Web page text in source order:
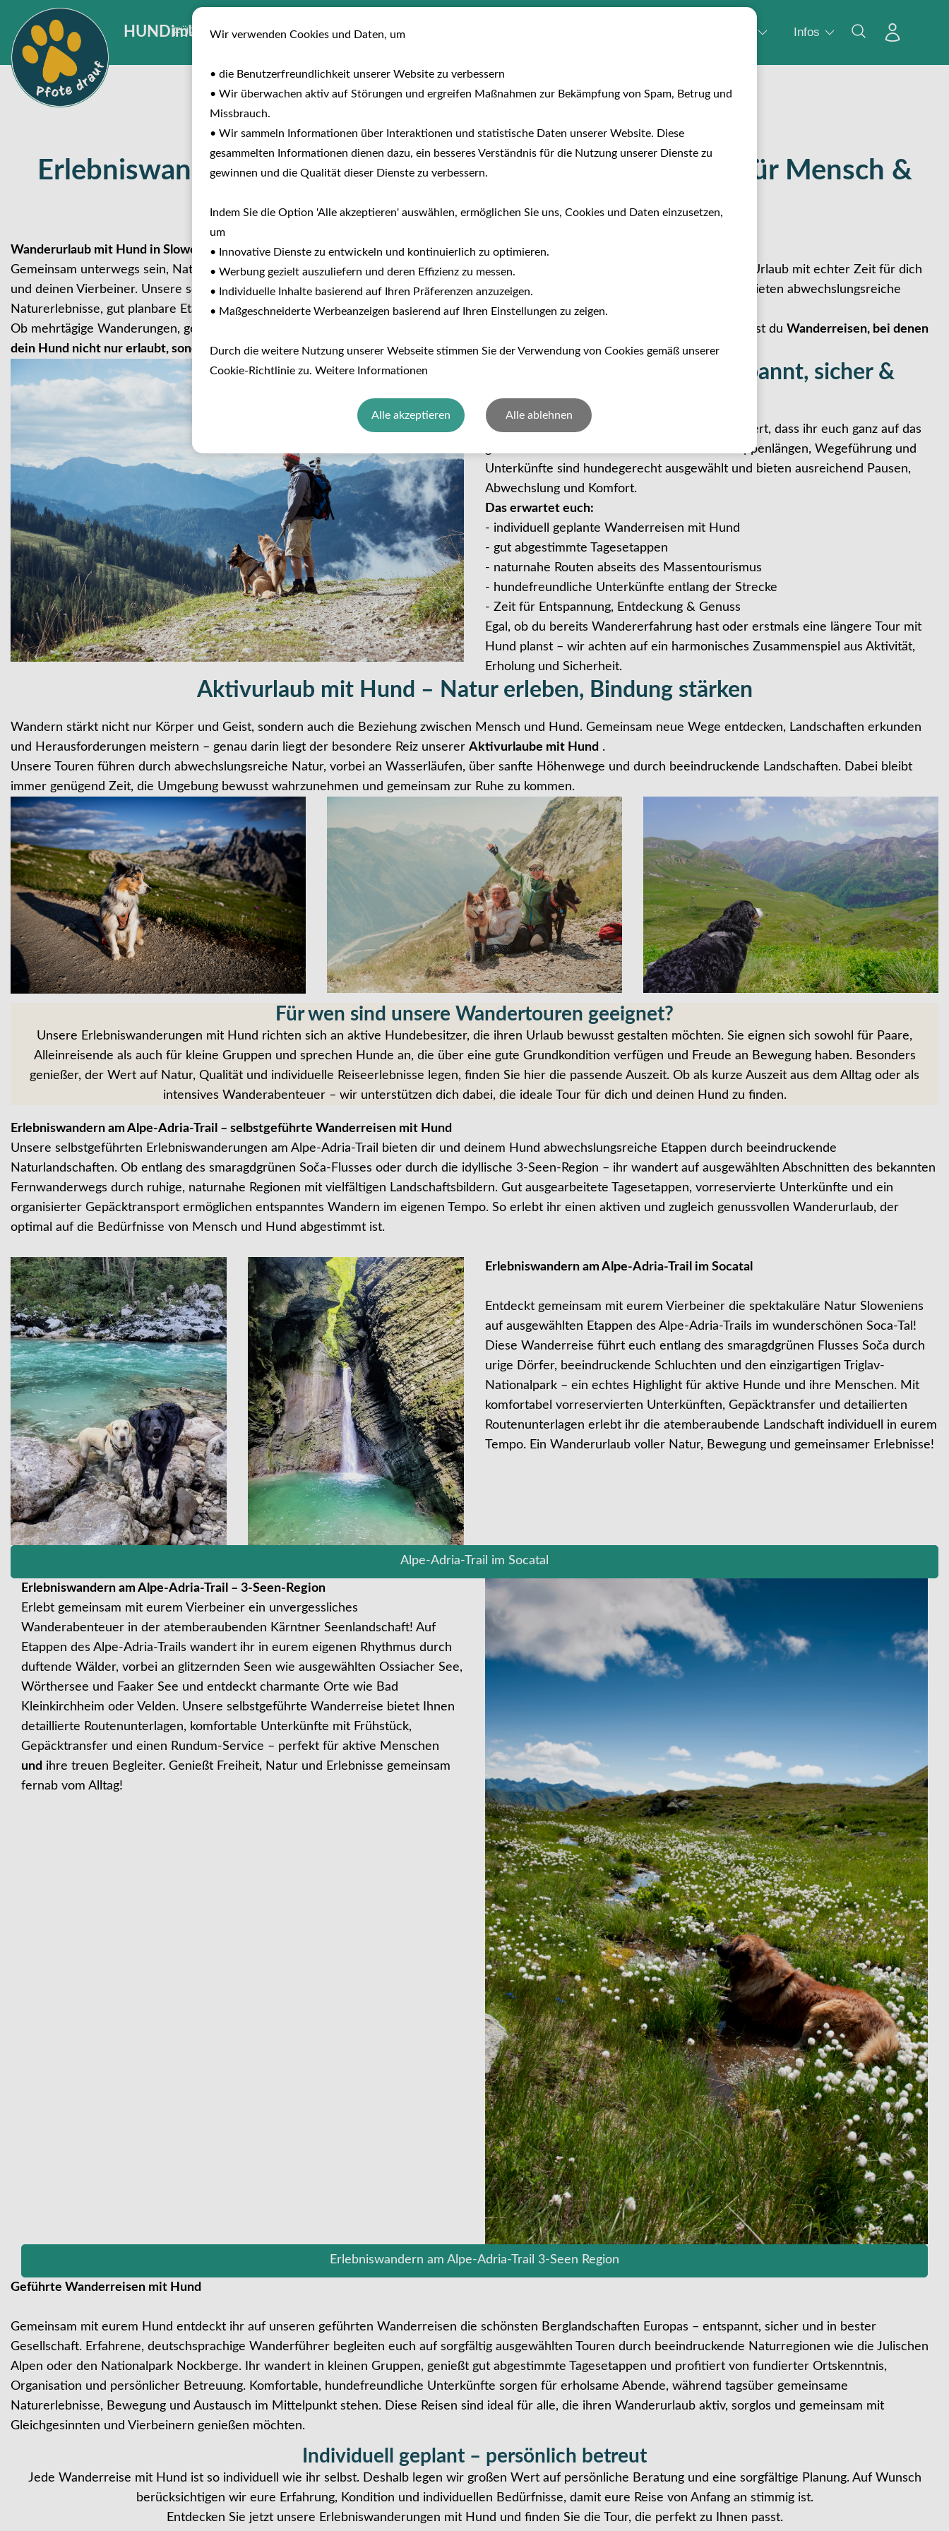
HUNDimURLAUB
FÜR INVESTOREN Busreisen Hotels Infos
Erlebniswandern mit Hund – Individuelle Wanderreisen für Mensch &
Hund
Wanderurlaub mit Hund in Slowenien
Gemeinsam unterwegs sein, Natur intensiv erleben und den Alltag hinter sich lassen –Erlebniswandern mit Hund
verbindet aktiven Urlaub mit echter Zeit für dich
und deinen Vierbeiner. Unsere sorgfältigen Wandertouren sind speziell auf die Bedürfnisse von
abgestimmt und bieten abwechslungsreiche
Naturerlebnisse, gut planbare Etappen und hundefreundlich ausgewählte Unterkünfte.
Ob mehrtägige Wanderungen, genussvolles Erlebniswandern oder aktive Auszeiten in beeindruckenden Landschaften – bei uns findest du Wanderreisen, bei denen
dein Hund nicht nur erlaubt, sondern willkommen ist.
Wandern mit Hund – entspannt, sicher &
individuell
Unsere Wandertouren mit Hund sind so konzipiert, dass ihr euch ganz auf das
gemeinsame Erlebnis konzentrieren könnt. Etappenlängen, Wegeführung und
Unterkünfte sind hundegerecht ausgewählt und bieten ausreichend Pausen,
Abwechslung und Komfort.
Das erwartet euch:
- individuell geplante Wanderreisen mit Hund
- gut abgestimmte Tagesetappen
- naturnahe Routen abseits des Massentourismus
- hundefreundliche Unterkünfte entlang der Strecke
- Zeit für Entspannung, Entdeckung & Genuss
Egal, ob du bereits Wandererfahrung hast oder erstmals eine längere Tour mit
Hund planst – wir achten auf ein harmonisches Zusammenspiel aus Aktivität,
Erholung und Sicherheit.
Aktivurlaub mit Hund – Natur erleben, Bindung stärken
Wandern stärkt nicht nur Körper und Geist, sondern auch die Beziehung zwischen Mensch und Hund. Gemeinsam neue Wege entdecken, Landschaften erkunden
und Herausforderungen meistern – genau darin liegt der besondere Reiz unserer Aktivurlaube mit Hund .
Unsere Touren führen durch abwechslungsreiche Natur, vorbei an Wasserläufen, über sanfte Höhenwege und durch beeindruckende Landschaften. Dabei bleibt
immer genügend Zeit, die Umgebung bewusst wahrzunehmen und gemeinsam zur Ruhe zu kommen.
Für wen sind unsere Wandertouren geeignet?
Unsere Erlebniswanderungen mit Hund richten sich an aktive Hundebesitzer, die ihren Urlaub bewusst gestalten möchten. Sie eignen sich sowohl für Paare,
Alleinreisende als auch für kleine Gruppen und sprechen Hunde an, die über eine gute Grundkondition verfügen und Freude an Bewegung haben. Besonders
genießer, der Wert auf Natur, Qualität und individuelle Reiseerlebnisse legen, finden Sie hier die passende Auszeit. Ob als kurze Auszeit aus dem Alltag oder als
intensives Wanderabenteuer – wir unterstützen dich dabei, die ideale Tour für dich und deinen Hund zu finden.
Erlebniswandern am Alpe-Adria-Trail – selbstgeführte Wanderreisen mit Hund
Unsere selbstgeführten Erlebniswanderungen am Alpe-Adria-Trail bieten dir und deinem Hund abwechslungsreiche Etappen durch beeindruckende
Naturlandschaften. Ob entlang des smaragdgrünen Soča-Flusses oder durch die idyllische 3-Seen-Region – ihr wandert auf ausgewählten Abschnitten des bekannten
Fernwanderwegs durch ruhige, naturnahe Regionen mit vielfältigen Landschaftsbildern. Gut ausgearbeitete Tagesetappen, vorreservierte Unterkünfte und ein
organisierter Gepäcktransport ermöglichen entspanntes Wandern im eigenen Tempo. So erlebt ihr einen aktiven und zugleich genussvollen Wanderurlaub, der
optimal auf die Bedürfnisse von Mensch und Hund abgestimmt ist.
Erlebniswandern am Alpe-Adria-Trail im Socatal
Entdeckt gemeinsam mit eurem Vierbeiner die spektakuläre Natur Sloweniens
auf ausgewählten Etappen des Alpe-Adria-Trails im wunderschönen Soca-Tal!
Diese Wanderreise führt euch entlang des smaragdgrünen Flusses Soča durch
urige Dörfer, beeindruckende Schluchten und den einzigartigen Triglav-
Nationalpark – ein echtes Highlight für aktive Hunde und ihre Menschen. Mit
komfortabel vorreservierten Unterkünften, Gepäcktransfer und detailierten
Routenunterlagen erlebt ihr die atemberaubende Landschaft individuell in eurem
Tempo. Ein Wanderurlaub voller Natur, Bewegung und gemeinsamer Erlebnisse!
Alpe-Adria-Trail im Socatal
Erlebniswandern am Alpe-Adria-Trail – 3-Seen-Region
Erlebt gemeinsam mit eurem Vierbeiner ein unvergessliches
Wanderabenteuer in der atemberaubenden Kärntner Seenlandschaft! Auf
Etappen des Alpe-Adria-Trails wandert ihr in eurem eigenen Rhythmus durch
duftende Wälder, vorbei an glitzernden Seen wie ausgewählten Ossiacher See,
Wörthersee und Faaker See und entdeckt charmante Orte wie Bad
Kleinkirchheim oder Velden. Unsere selbstgeführte Wanderreise bietet Ihnen
detaillierte Routenunterlagen, komfortable Unterkünfte mit Frühstück,
Gepäcktransfer und einen Rundum-Service – perfekt für aktive Menschen
und ihre treuen Begleiter. Genießt Freiheit, Natur und Erlebnisse gemeinsam
fernab vom Alltag!
Erlebniswandern am Alpe-Adria-Trail 3-Seen Region
Geführte Wanderreisen mit Hund
Gemeinsam mit eurem Hund entdeckt ihr auf unseren geführten Wanderreisen die schönsten Berglandschaften Europas – entspannt, sicher und in bester
Gesellschaft. Erfahrene, deutschsprachige Wanderführer begleiten euch auf sorgfältig ausgewählten Touren durch beeindruckende Naturregionen wie die Julischen
Alpen oder den Nationalpark Nockberge. Ihr wandert in kleinen Gruppen, genießt gut abgestimmte Tagesetappen und profitiert von fundierter Ortskenntnis,
Organisation und persönlicher Betreuung. Komfortable, hundefreundliche Unterkünfte sorgen für erholsame Abende, während tagsüber gemeinsame
Naturerlebnisse, Bewegung und Austausch im Mittelpunkt stehen. Diese Reisen sind ideal für alle, die ihren Wanderurlaub aktiv, sorglos und gemeinsam mit
Gleichgesinnten und Vierbeinern genießen möchten.
Individuell geplant – persönlich betreut
Jede Wanderreise mit Hund ist so individuell wie ihr selbst. Deshalb legen wir großen Wert auf persönliche Beratung und eine sorgfältige Planung. Auf Wunsch
berücksichtigen wir eure Erfahrung, Kondition und individuellen Bedürfnisse, damit eure Reise von Anfang an stimmig ist.
Entdecken Sie jetzt unsere Erlebniswanderungen mit Hund und finden Sie die Tour, die perfekt zu Ihnen passt.
Wir verwenden Cookies und Daten, um
• die Benutzerfreundlichkeit unserer Website zu verbessern
• Wir überwachen aktiv auf Störungen und ergreifen Maßnahmen zur Bekämpfung von Spam, Betrug und
Missbrauch.
• Wir sammeln Informationen über Interaktionen und statistische Daten unserer Website. Diese
gesammelten Informationen dienen dazu, ein besseres Verständnis für die Nutzung unserer Dienste zu
gewinnen und die Qualität dieser Dienste zu verbessern.
Indem Sie die Option 'Alle akzeptieren' auswählen, ermöglichen Sie uns, Cookies und Daten einzusetzen,
um
• Innovative Dienste zu entwickeln und kontinuierlich zu optimieren.
• Werbung gezielt auszuliefern und deren Effizienz zu messen.
• Individuelle Inhalte basierend auf Ihren Präferenzen anzuzeigen.
• Maßgeschneiderte Werbeanzeigen basierend auf Ihren Einstellungen zu zeigen.
Durch die weitere Nutzung unserer Webseite stimmen Sie der Verwendung von Cookies gemäß unserer
Cookie-Richtlinie zu. Weitere Informationen
Alle akzeptieren Alle ablehnen